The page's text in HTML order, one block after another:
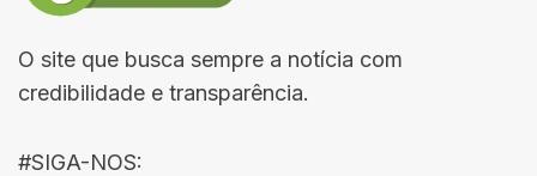
O site que busca sempre a notícia com
credibilidade e transparência.
#SIGA-NOS: